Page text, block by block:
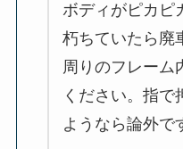
ボディがピカピ
朽ちていたら廃
周りのフレーム
ください。指で
ようなら論外で